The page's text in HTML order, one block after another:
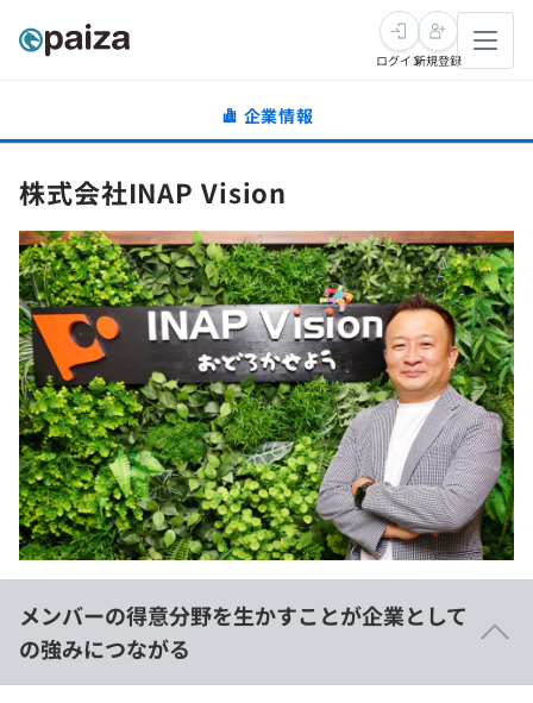
求人検索
インタビュー
転職成功ガイド
転職エージェント
未経験転職
求人検索
インタビュー
転職成功ガイド
新卒就活
求人検索
本選考
インターン
新卒エージェント
イベント・セミナー
インタビュー
学習
講座一覧
問題集
4択課題
ナレッジ
スキルチェック
プログラミング言語
SQL
評価結果一覧
再チャレンジ結果一覧
ゲーム・マンガ
メディア
Tech Team Journal
paiza times
note
paizaとは？
ログイン新規登録
企業情報
株式会社INAP Vision
メンバーの得意分野を生かすことが企業として
の強みにつながる